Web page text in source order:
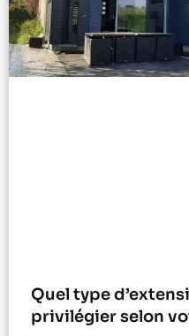
Quel type
privilégier selon